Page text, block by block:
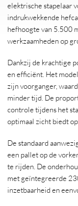
elektrische stapelaar
indrukwekkende
hefhoogte van 5.500
werkzaamheden op
Dankzij de krachtige
en efficiënt. Het
zijn voorganger,
minder tijd. De
controle tijdens het
optimaal zicht biedt
De standaard
een pallet op de
te rijden. De
met geïntegreerde
inzetbaarheid en